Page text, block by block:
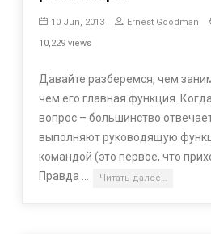
10 Jun, 2013 Ernest Goodman
10,229 views
Давайте разберемся, чем
чем его главная функция.
вопрос – большинство
выполняют руководящую
командой (это первое, что
Правда …
Читать далее…